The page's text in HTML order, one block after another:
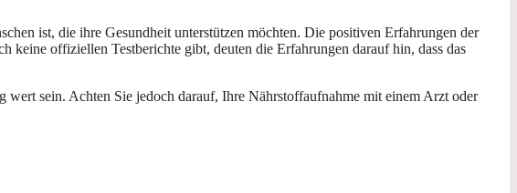
ist, die ihre Gesundheit unterstützen möchten. Die positiven Erfahrungen der
keine offiziellen Testberichte gibt, deuten die Erfahrungen darauf hin, dass das
sein. Achten Sie jedoch darauf, Ihre Nährstoffaufnahme mit einem Arzt oder